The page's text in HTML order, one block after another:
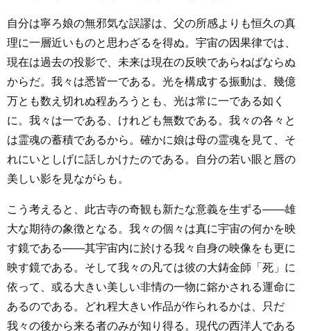
自分は寧ろ娘の無邪気な誤謬は、父の所感よりも恒久の真
理に一層近いものと思わざるを得ぬ。宇宙の因果律では、
現在は過去の投影で、未来は現在の反映であらねばならぬ
からだ。我々は悉皆一である。光を構成する振動は、幾億
万とも数え切れぬ程あろうとも、光は常に一である如く
に。我々は一である、けれども無数である。我々の各々と
は霊魂の蓄積であるから。確かに娘は母の霊魂を見て、そ
れにいとしげに話しかけたのである。自分の若い眼と唇の
美しい影を見ながらも。
こう考えると、此古寺の奇観も新たな意義を生ずる――雄
大な期待の象徴となる。我々の個々は真に宇宙の何かを映
す鏡である――其宇宙内に於ける我々自身の映像をも更に
映す鏡である。そして我々の凡ては彼の大鋳金師「死」に
依って、或る大きい美しい非情の一物に鎔かされる運命に
あるのである。どれ程大きい作品が作られるかは、只だ
我々の後から来る者のみが知り得る。現代の西洋人である